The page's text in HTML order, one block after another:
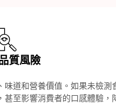
質風險
道和營養價值。如果未檢測
至影響消費者的口感體驗，